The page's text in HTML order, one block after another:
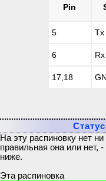
Pin
5 Tx
6 Rx
17,18
На эту распиновку нет
правильная она или нет,
ниже.
Эта распиновка